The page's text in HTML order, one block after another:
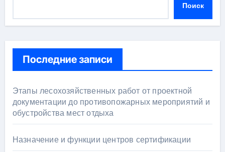
Поиск
Последние записи
Этапы лесохозяйственных работ от проектной
документации до противопожарных мероприятий и
обустройства мест отдыха
Назначение и функции центров сертификации